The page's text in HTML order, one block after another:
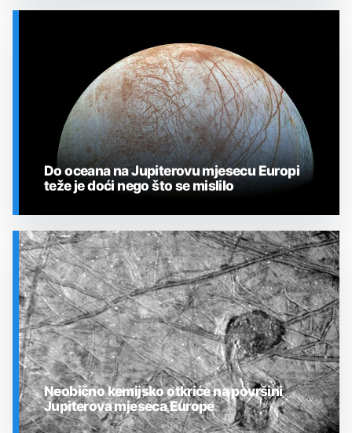
SVEMIR
Do oceana na Jupiterovu mjesecu Europi
teže je doći nego što se mislilo
Neobično kemijsko otkriće na površini
Jupiterova mjeseca Europe